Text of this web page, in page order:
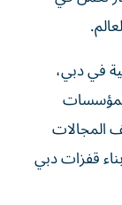
في دبي،
المجالات
قفزات دبي